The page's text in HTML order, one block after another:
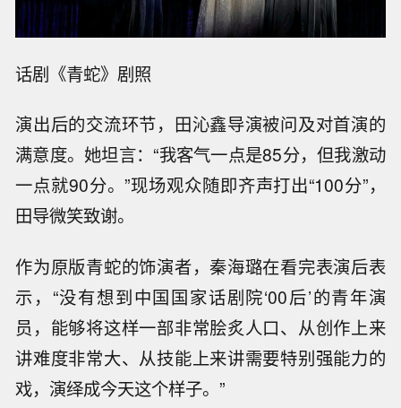
话剧《青蛇》剧照
演出后的交流环节，田沁鑫导演被问及对首演的
满意度。她坦言：“我客气一点是85分，但我激动
一点就90分。”现场观众随即齐声打出“100分”，
田导微笑致谢。
作为原版青蛇的饰演者，秦海璐在看完表演后表
示，“没有想到中国国家话剧院‘00后’的青年演
员，能够将这样一部非常脍炙人口、从创作上来
讲难度非常大、从技能上来讲需要特别强能力的
戏，演绎成今天这个样子。”